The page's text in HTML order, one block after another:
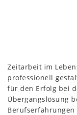
Zeitarbeit im
professionell
für den Erfolg bei
Übergangslösung